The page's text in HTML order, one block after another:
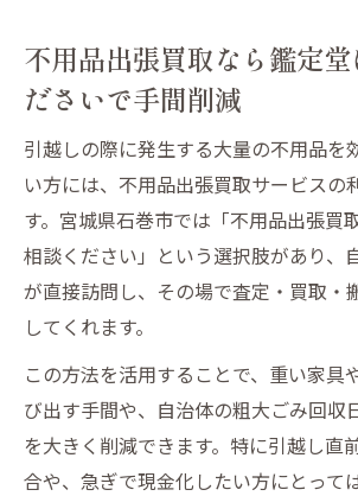
ムーズに
安心を重視した不用品回収の選び
見積無料サービスの有無が
左右する理由
即日現金支払い対応の回収
るワケ
石巻市の不用品回収業者選び
ックポイント
悪質業者を避ける不用品回収
意点
不用品出張買取なら鑑定堂
ださいで手間削減
引越しの際に発生する大量の不用品を
い方には、不用品出張買取サービスの
す。宮城県石巻市では「不用品出張買
相談ください」という選択肢があり、
が直接訪問し、その場で査定・買取・
してくれます。
この方法を活用することで、重い家具
び出す手間や、自治体の粗大ごみ回収
を大きく削減できます。特に引越し直
合や、急ぎで現金化したい方にとって